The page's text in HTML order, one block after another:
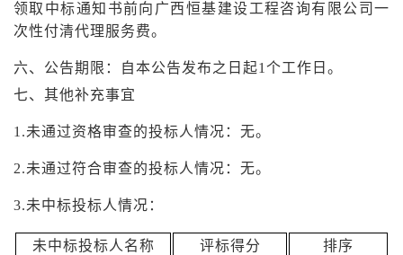
领取中标通知书前向广西恒基建设工程咨询有限公司一
次性付清代理服务费。
六、公告期限：自本公告发布之日起1个工作日。
七、其他补充事宜
1.未通过资格审查的投标人情况：无。
2.未通过符合审查的投标人情况： 无。
3.未中标投标人情况 ：
未中标投标人 名称 评标得分 排序